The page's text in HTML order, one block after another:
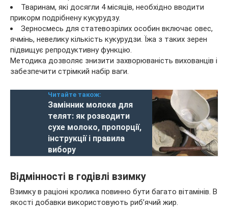
Тваринам, які досягли 4 місяців, необхідно вводити
прикорм подрібнену кукурудзу.
Зерносмесь для статевозрілих особин включає овес,
ячмінь, невелику кількість кукурудзи. Їжа з таких зерен
підвищує репродуктивну функцію.
Методика дозволяє знизити захворюваність вихованців і
забезпечити стрімкий набір ваги.
Читайте також:
Замінник молока для
телят: як розводити
сухе молоко, пропорції,
інструкції і правила
вибору
Відмінності в годівлі взимку
Взимку в раціоні кролика повинно бути багато вітамінів. В
якості добавки використовують риб’ячий жир.